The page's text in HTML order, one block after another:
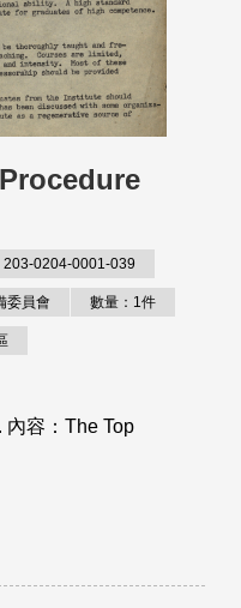
203-0204-0001-039
委員會 數量：1件
內容：The Top